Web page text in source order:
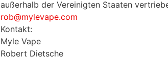
außerhalb der Vereinigten Staaten
rob@mylevape.com
Kontakt:
Myle Vape
Robert Dietsche